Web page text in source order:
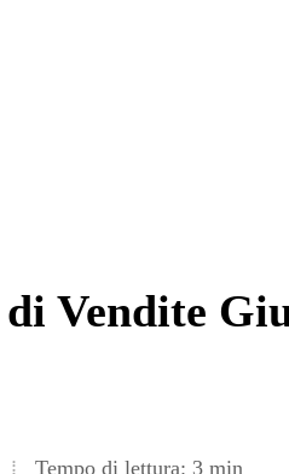
Vendite
Tempo di lettura: 3 min